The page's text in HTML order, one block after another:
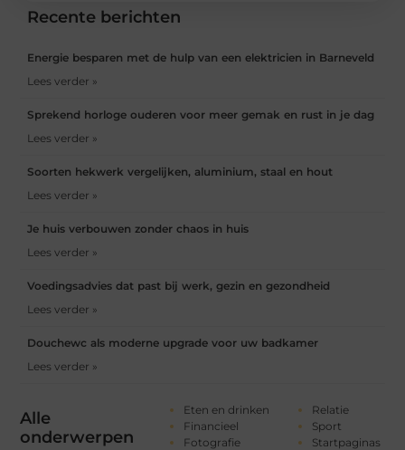
Alle
onderwerpen
Eten en drinken
Financieel
Fotografie
Relatie
Sport
Startpaginas
Recente berichten
Energie besparen met de hulp van een elektricien in Barneveld
Lees verder »
Sprekend horloge ouderen voor meer gemak en rust in je dag
Lees verder »
Soorten hekwerk vergelijken, aluminium, staal en hout
Lees verder »
Je huis verbouwen zonder chaos in huis
Lees verder »
Voedingsadvies dat past bij werk, gezin en gezondheid
Lees verder »
Douchewc als moderne upgrade voor uw badkamer
Lees verder »